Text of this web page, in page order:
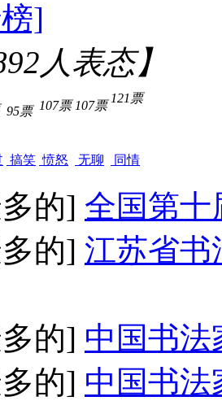
]
人表态】
95票
搞笑
107票
愤怒
107票
无聊
121票
同情
的] 全国第十
的] 江苏省书
的] 中国书法
的] 中国书法